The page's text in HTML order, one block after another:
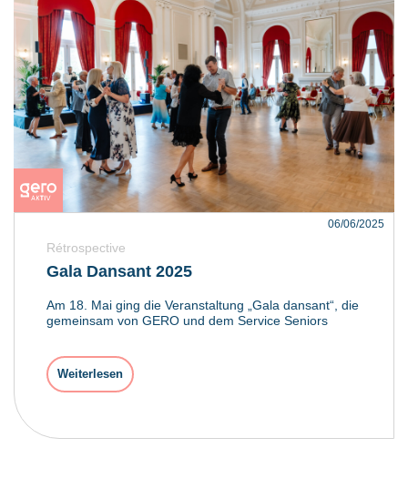
06/06/2025
Rétrospective
Gala Dansant 2025
Am 18. Mai ging die Veranstaltung „Gala dansant“, die
gemeinsam von GERO und dem Service Seniors
Weiterlesen